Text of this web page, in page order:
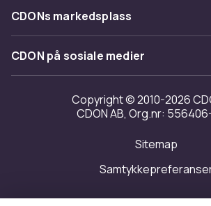
Tilbakekallinger
Om oss
Kundeanmeldelser
Jobbe på CDON
Investor relations
Tilgjengelighet
CDONs markedsplass
Merchant Help Center
CDON på sosiale medier
Copyright © 2010-2026
CDON AB, Org.nr:
Sitemap